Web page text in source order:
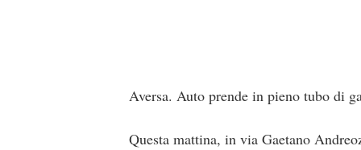
Aversa. Auto prende in pieno tubo di
Questa mattina, in via Gaetano